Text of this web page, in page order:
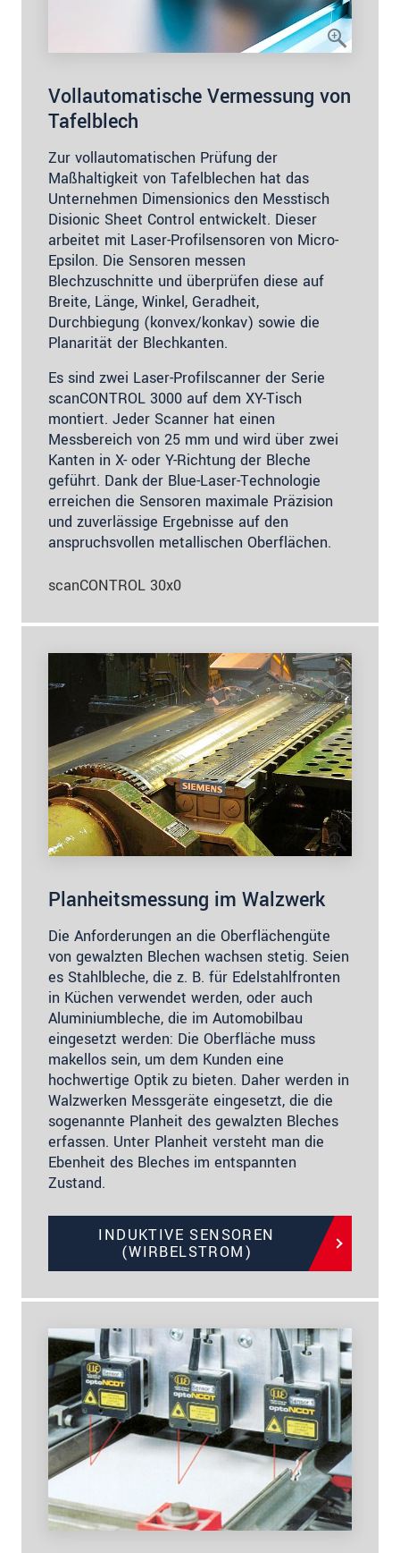
Vollautomatische Vermessung von
Tafelblech
Zur vollautomatischen Prüfung der
Maßhaltigkeit von Tafelblechen hat das
Unternehmen Dimensionics den Messtisch
Disionic Sheet Control entwickelt. Dieser
arbeitet mit Laser-Profilsensoren von Micro-
Epsilon. Die Sensoren messen
Blechzuschnitte und überprüfen diese auf
Breite, Länge, Winkel, Geradheit,
Durchbiegung (konvex/konkav) sowie die
Planarität der Blechkanten.
Es sind zwei Laser-Profilscanner der Serie
scanCONTROL 3000 auf dem XY-Tisch
montiert. Jeder Scanner hat einen
Messbereich von 25 mm und wird über zwei
Kanten in X- oder Y-Richtung der Bleche
geführt. Dank der Blue-Laser-Technologie
erreichen die Sensoren maximale Präzision
und zuverlässige Ergebnisse auf den
anspruchsvollen metallischen Oberflächen.
scanCONTROL 30x0
Planheitsmessung im Walzwerk
Die Anforderungen an die Oberflächengüte
von gewalzten Blechen wachsen stetig. Seien
es Stahlbleche, die z. B. für Edelstahlfronten
in Küchen verwendet werden, oder auch
Aluminiumbleche, die im Automobilbau
eingesetzt werden: Die Oberfläche muss
makellos sein, um dem Kunden eine
hochwertige Optik zu bieten. Daher werden in
Walzwerken Messgeräte eingesetzt, die die
sogenannte Planheit des gewalzten Bleches
erfassen. Unter Planheit versteht man die
Ebenheit des Bleches im entspannten
Zustand.
INDUKTIVE SENSOREN
(WIRBELSTROM)